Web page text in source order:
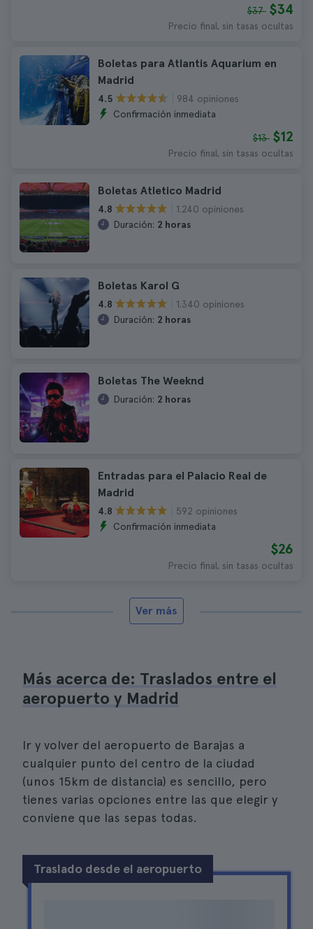
$37 $34
Precio final, sin tasas ocultas
Boletas para Atlantis Aquarium en
Madrid
4.5
984 opiniones
Confirmación inmediata
$13 $12
Precio final, sin tasas ocultas
Boletas Atletico Madrid
4.8
1.240 opiniones
Duración: 2 horas
Boletas Karol G
4.8
1.340 opiniones
Duración: 2 horas
Boletas The Weeknd
Duración: 2 horas
Entradas para el Palacio Real de
Madrid
4.8
592 opiniones
Confirmación inmediata
$26
Precio final, sin tasas ocultas
Ver más
Más acerca de: Traslados entre el
aeropuerto y Madrid
Ir y volver del aeropuerto de Barajas a
cualquier punto del centro de la ciudad
(unos 15km de distancia) es sencillo, pero
tienes varias opciones entre las que elegir y
conviene que las sepas todas.
Traslado desde el aeropuerto